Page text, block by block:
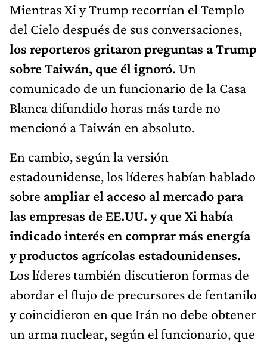
Mientras Xi y Trump recorrían el Templo
del Cielo después de sus conversaciones,
los reporteros gritaron preguntas a Trump
sobre Taiwán, que él ignoró. Un
comunicado de un funcionario de la Casa
Blanca difundido horas más tarde no
mencionó a Taiwán en absoluto.
En cambio, según la versión
estadounidense, los líderes habían hablado
sobre ampliar el acceso al mercado para
las empresas de EE.UU. y que Xi había
indicado interés en comprar más energía
y productos agrícolas estadounidenses.
Los líderes también discutieron formas de
abordar el flujo de precursores de fentanilo
y coincidieron en que Irán no debe obtener
un arma nuclear, según el funcionario, que